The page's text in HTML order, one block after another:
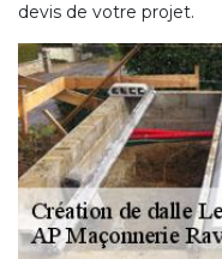
devis de votre projet.